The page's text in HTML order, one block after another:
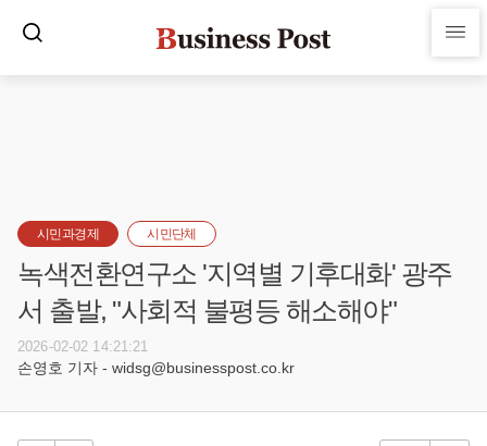
시민과경제 시민단체
녹색전환연구소 '지역별 기후대화' 광주
서 출발, "사회적 불평등 해소해야"
2026-02-02 14:21:21
손영호 기자 - widsg@businesspost.co.kr